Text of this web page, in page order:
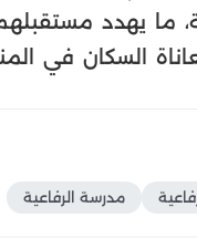
ما يهدد
السكان في
مدرسة الرفاعية